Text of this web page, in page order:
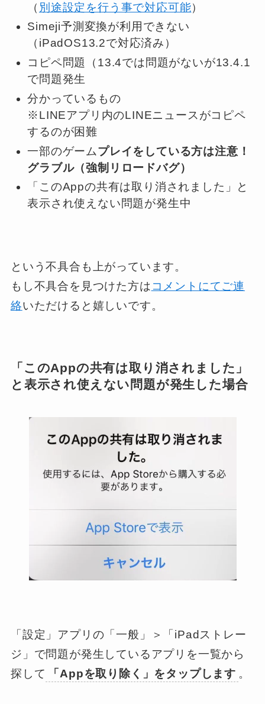
（ 別途設定を行う事で対応可能）
Simeji予測変換が利用できない
（iPadOS13.2で対応済み）
コピペ問題（13.4では問題がないが13.4.1
で問題発生
分かっているもの
※LINEアプリ内のLINEニュースがコピペ
するのが困難
一部のゲームプレイをしている方は注意！
グラブル（強制リロードバグ）
「このAppの共有は取り消されました」と
表示され使えない問題が発生中
という不具合も上がっています。
もし不具合を見つけた方は コメントにてご連
絡いただけると嬉しいです。
「このAppの共有は取り消されました」
と表示され使えない問題が発生した場合
「設定」アプリの「一般」＞「iPadストレー
ジ」で問題が発生しているアプリを一覧から
探して
「Appを取り除く」をタップします 。